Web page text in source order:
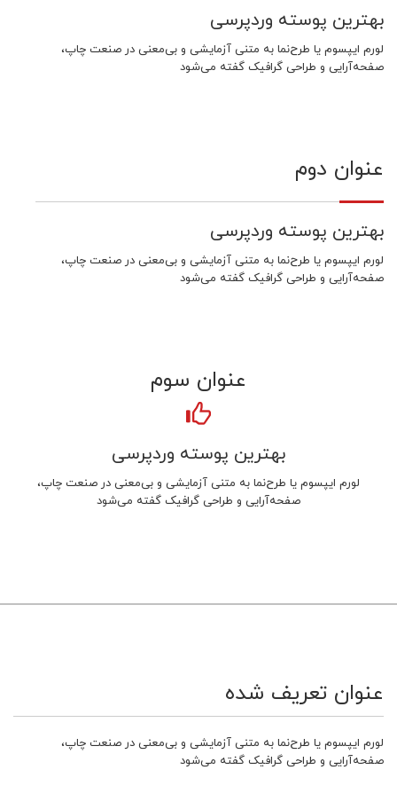
بهترین پوسته وردپرسی
لورم ایپسوم یا طرح‌نما به متنی آزمایشی و بی‌معنی در صنعت چاپ،
صفحه‌آرایی و طراحی گرافیک گفته می‌شود
عنوان دوم
بهترین پوسته وردپرسی
لورم ایپسوم یا طرح‌نما به متنی آزمایشی و بی‌معنی در صنعت چاپ،
صفحه‌آرایی و طراحی گرافیک گفته می‌شود
عنوان سوم
بهترین پوسته وردپرسی
لورم ایپسوم یا طرح‌نما به متنی آزمایشی و بی‌معنی در صنعت چاپ،
صفحه‌آرایی و طراحی گرافیک گفته می‌شود
عنوان تعریف شده
لورم ایپسوم یا طرح‌نما به متنی آزمایشی و بی‌معنی در صنعت چاپ،
صفحه‌آرایی و طراحی گرافیک گفته می‌شود